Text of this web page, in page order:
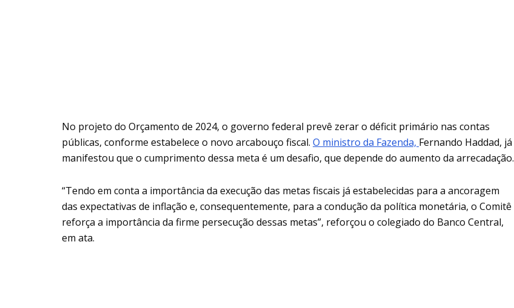
No projeto do Orçamento de 2024, o governo federal prevê zerar o déficit primário nas contas
públicas, conforme estabelece o novo arcabouço fiscal. O ministro da Fazenda, Fernando Haddad, já
manifestou que o cumprimento dessa meta é um desafio, que depende do aumento da arrecadação.
“Tendo em conta a importância da execução das metas fiscais já estabelecidas para a ancoragem
das expectativas de inflação e, consequentemente, para a condução da política monetária, o Comitê
reforça a importância da firme persecução dessas metas”, reforçou o colegiado do Banco Central,
em ata.